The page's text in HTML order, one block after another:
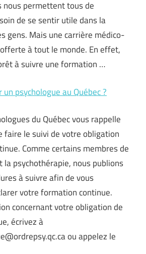
nous permettent tous de
de se sentir utile dans la
gens. Mais une carrière médico-
à tout le monde. En effet,
à suivre une formation …
psychologue au Québec ?
du Québec vous rappelle
faire le suivi de votre obligation
Comme certains membres de
la psychothérapie, nous publions
à suivre afin de vous
votre formation continue.
concernant votre obligation de
écrivez à
ou appelez le